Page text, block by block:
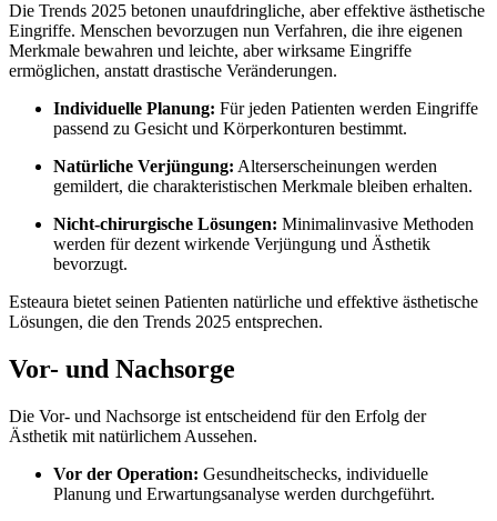
Die Trends 2025 betonen unaufdringliche, aber effektive ästhetische
Eingriffe. Menschen bevorzugen nun Verfahren, die ihre eigenen
Merkmale bewahren und leichte, aber wirksame Eingriffe
ermöglichen, anstatt drastische Veränderungen.
Individuelle Planung: Für jeden Patienten werden Eingriffe
passend zu Gesicht und Körperkonturen bestimmt.
Natürliche Verjüngung: Alterserscheinungen werden
gemildert, die charakteristischen Merkmale bleiben erhalten.
Nicht-chirurgische Lösungen: Minimalinvasive Methoden
werden für dezent wirkende Verjüngung und Ästhetik
bevorzugt.
Esteaura bietet seinen Patienten natürliche und effektive ästhetische
Lösungen, die den Trends 2025 entsprechen.
Vor- und Nachsorge
Die Vor- und Nachsorge ist entscheidend für den Erfolg der
Ästhetik mit natürlichem Aussehen.
Vor der Operation: Gesundheitschecks, individuelle
Planung und Erwartungsanalyse werden durchgeführt.